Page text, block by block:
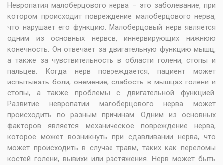
Невропатия малоберцового нерва – это заболевание, при
котором происходит повреждение малоберцового нерва,
что нарушает его функцию. Малоберцовый нерв является
одним из основных нервов, иннервирующих нижнюю
конечность. Он отвечает за двигательную функцию мышц,
а также за чувствительность в области голени, стопы и
пальцев. Когда нерв повреждается, пациент может
испытывать боли, онемение, слабость в мышцах голени и
стопы, а также проблемы с двигательной функцией.
Развитие невропатии малоберцового нерва может
происходить по разным причинам. Одним из основных
факторов является механическое повреждение нерва,
которое может возникнуть при сдавливании нерва, что
может происходить в случае травм, таких как переломы
костей голени, вывихи или растяжения. Нерв может быть